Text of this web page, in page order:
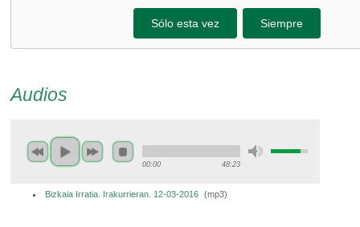
Sólo esta vez Siempre
Audios
00:00 48:23
Bizkaia Irratia. Irakurrieran. 12-03-2016 (mp3)